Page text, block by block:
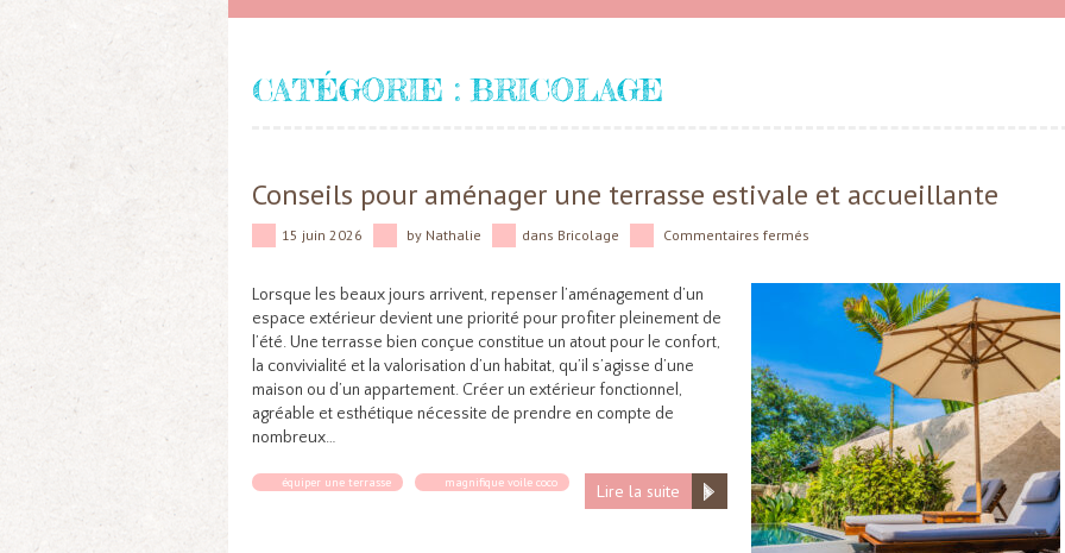
CATÉGORIE :BRICOLAGE
Conseils pour aménager une terrasse estivale et accueillante
15 juin 2026 by Nathalie dans Bricolage Commentaires fermés
Lorsque les beaux jours arrivent, repenser l’aménagement d’un
espace extérieur devient une priorité pour profiter pleinement de
l’été. Une terrasse bien conçue constitue un atout pour le confort,
la convivialité et la valorisation d’un habitat, qu’il s’agisse d’une
maison ou d’un appartement. Créer un extérieur fonctionnel,
agréable et esthétique nécessite de prendre en compte de
nombreux…
Lire la suite
équiper une terrasse magnifique voile coco